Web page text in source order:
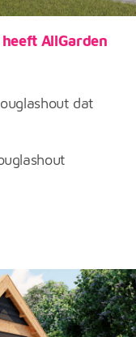
AllGarden
dat